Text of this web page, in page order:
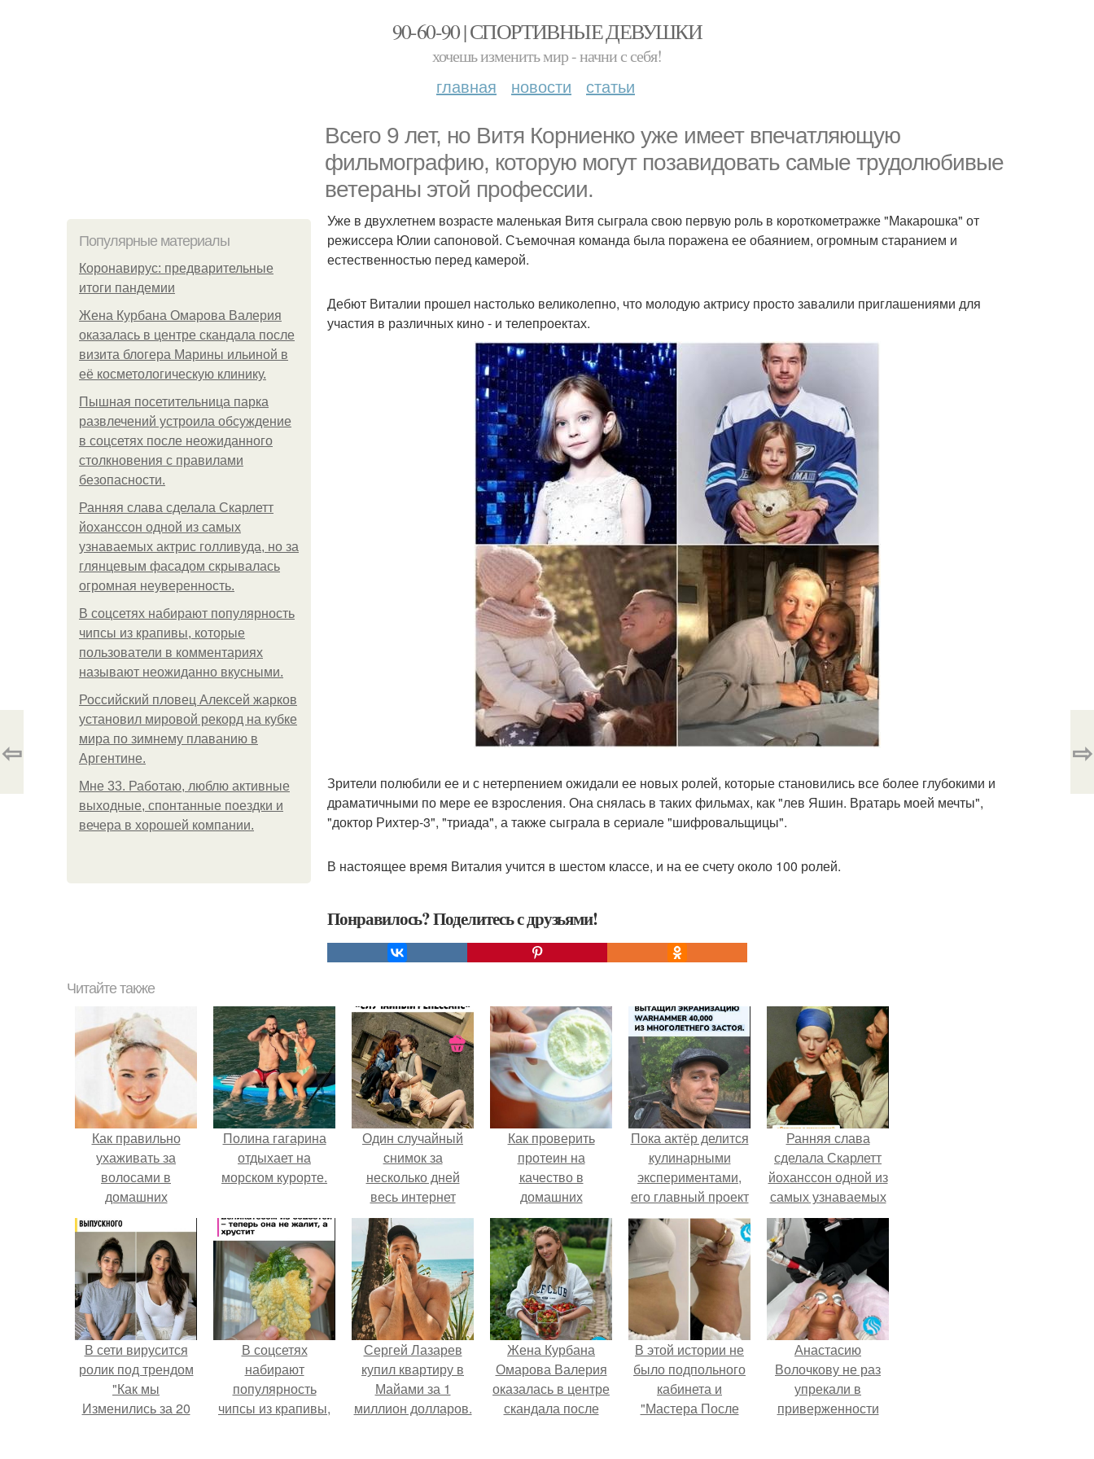
90-60-90 | СПОРТИВНЫЕ ДЕВУШКИ
хочешь изменить мир - начни с себя!
главная новости статьи
Всего 9 лет, но Витя Корниенко уже имеет впечатляющую
фильмографию, которую могут позавидовать самые трудолюбивые
ветераны этой профессии.
Популярные материалы
Коронавирус: предварительные
итоги пандемии
Жена Курбана Омарова Валерия
оказалась в центре скандала после
визита блогера Марины ильиной в
её косметологическую клинику.
Пышная посетительница парка
развлечений устроила обсуждение
в соцсетях после неожиданного
столкновения с правилами
безопасности.
Ранняя слава сделала Скарлетт
йоханссон одной из самых
узнаваемых актрис голливуда, но за
глянцевым фасадом скрывалась
огромная неуверенность.
В соцсетях набирают популярность
чипсы из крапивы, которые
пользователи в комментариях
называют неожиданно вкусными.
Российский пловец Алексей жарков
установил мировой рекорд на кубке
мира по зимнему плаванию в
Аргентине.
Мне 33. Работаю, люблю активные
выходные, спонтанные поездки и
вечера в хорошей компании.
Уже в двухлетнем возрасте маленькая Витя сыграла свою первую роль в короткометражке "Макарошка" от
режиссера Юлии сапоновой. Съемочная команда была поражена ее обаянием, огромным старанием и
естественностью перед камерой.
Дебют Виталии прошел настолько великолепно, что молодую актрису просто завалили приглашениями для
участия в различных кино - и телепроектах.
Зрители полюбили ее и с нетерпением ожидали ее новых ролей, которые становились все более глубокими и
драматичными по мере ее взросления. Она снялась в таких фильмах, как "лев Яшин. Вратарь моей мечты",
"доктор Рихтер-3", "триада", а также сыграла в сериале "шифровальщицы".
В настоящее время Виталия учится в шестом классе, и на ее счету около 100 ролей.
Понравилось? Поделитесь с друзьями!
⇦ ⇨
Читайте также
Как правильно
ухаживать за
волосами в
домашних
условиях. Мытье
Полина гагарина
отдыхает на
морском курорте.
Один случайный
снимок за
несколько дней
весь интернет
облетел.
Как проверить
протеин на
качество в
домашних
условиях. 6
способов проверки
протеина на
качество.
Пока актёр делится
кулинарными
экспериментами,
его главный проект
сделал серьёзный
шаг вперёд.
Ранняя слава
сделала Скарлетт
йоханссон одной из
самых узнаваемых
актрис голливуда,
но за глянцевым
фасадом
скрывалась
огромная
неуверенность.
В сети вирусится
ролик под трендом
"Как мы
Изменились за 20
В соцсетях
набирают
популярность
чипсы из крапивы,
Сергей Лазарев
купил квартиру в
Майами за 1
миллион долларов.
Жена Курбана
Омарова Валерия
оказалась в центре
скандала после
В этой истории не
было подпольного
кабинета и
"Мастера После
Анастасию
Волочкову не раз
упрекали в
приверженности